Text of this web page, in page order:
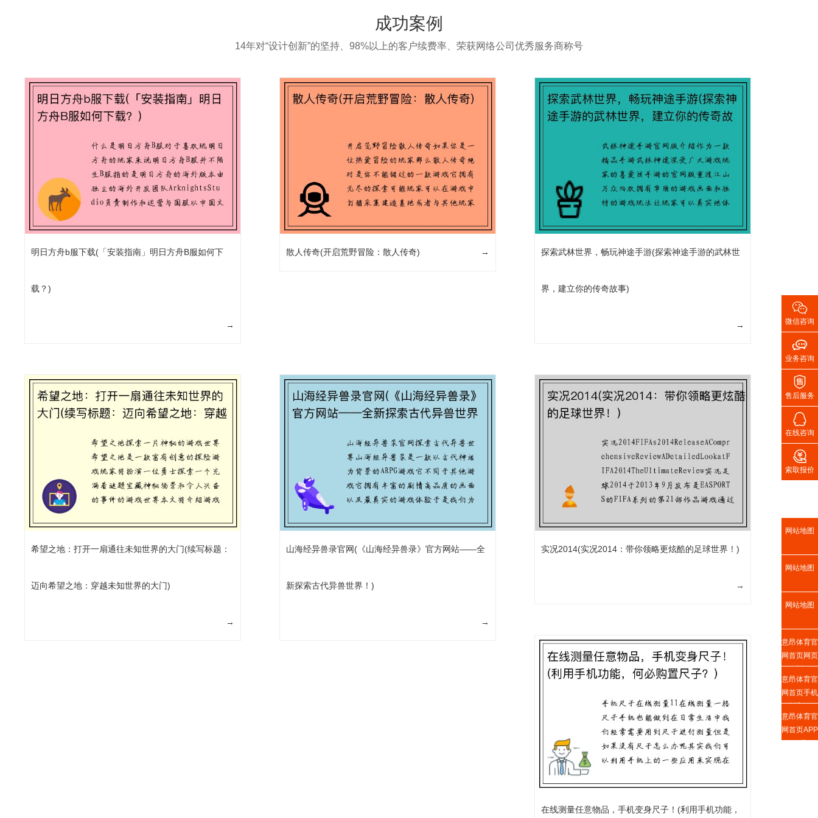
成功案例
14年对“设计创新”的坚持、98%以上的客户续费率、荣获网络公司优秀服务商称号
明日方舟b服下载(「安装指南」明日方舟B服如何下
载？)
→
散人传奇(开启荒野冒险：散人传奇) → 探索武林世界，畅玩神途手游(探索神途手游的武林世
界，建立你的传奇故事)
→
希望之地：打开一扇通往未知世界的大门(续写标题：
迈向希望之地：穿越未知世界的大门)
→
山海经异兽录官网(《山海经异兽录》官方网站——全
新探索古代异兽世界！)
→
实况2014(实况2014：带你领略更炫酷的足球世界！)
→
在线测量任意物品，手机变身尺子！(利用手机功能，

微信咨询

业务咨询

售后服务

在线咨询

索取报价
网站地图
网站地图
网站地图
意昂体育官
网首页网页
版
意昂体育官
网首页手机
版入口
意昂体育官
网首页APP
下载